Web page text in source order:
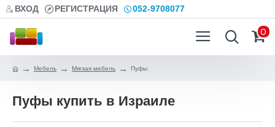
ВХОД РЕГИСТРАЦИЯ 052-9708077
0
Мебель Мягкая мебель Пуфы
Пуфы купить в Израиле